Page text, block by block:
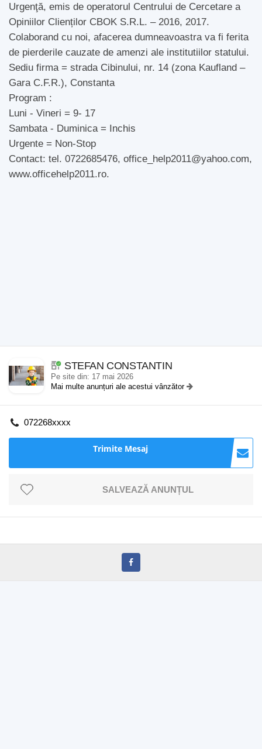
Urgenţă, emis de operatorul Centrului de Cercetare a
Opiniilor Clienților CBOK S.R.L. – 2016, 2017.
Colaborand cu noi, afacerea dumneavoastra va fi ferita
de pierderile cauzate de amenzi ale institutiilor statului.
Sediu firma = strada Cibinului, nr. 14 (zona Kaufland –
Gara C.F.R.), Constanta
Program :
Luni - Vineri = 9- 17
Sambata - Duminica = Inchis
Urgente = Non-Stop
Contact: tel. 0722685476, office_help2011@yahoo.com,
www.officehelp2011.ro.
STEFAN CONSTANTIN
Pe site din: 17 mai 2026
Mai multe anunțuri ale acestui vânzător
072268xxxx
Trimite Mesaj
SALVEAZĂ ANUNȚUL